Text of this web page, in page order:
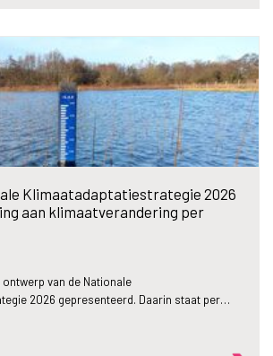
Klimaatadaptatiestrategie 2026
aan klimaatverandering per
van de Nationale
2026 gepresenteerd. Daarin staat per…